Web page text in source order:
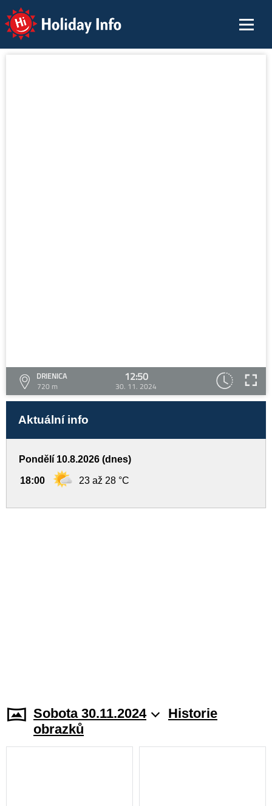
Holiday Info
DRIENICA
720 m
12:50
30. 11. 2024
Aktuální info
Pondělí 10.8.2026 (dnes)
18:00 23 až 28 °C
Sobota 30.11.2024
Historie
obrazků